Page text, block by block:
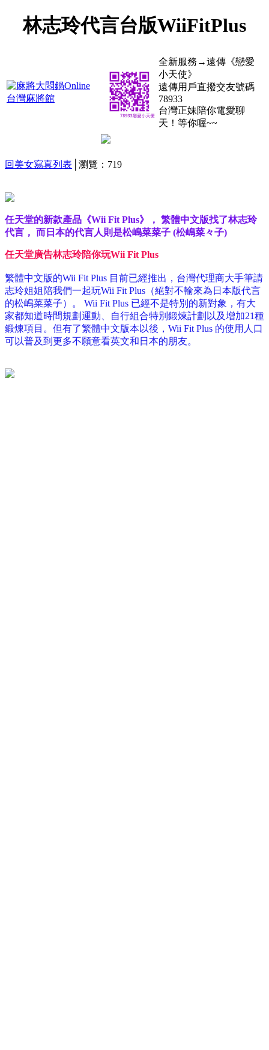
林志玲代言台版WiiFitPlus
全新服務→遠傳《戀愛
小天使》
遠傳用戶直撥交友號碼
78933
台灣正妹陪你電愛聊
天！等你喔~~
回美女寫真列表 │瀏覽：719
任天堂的新款產品《Wii Fit Plus》， 繁體中文版找了林志玲
代言， 而日本的代言人則是松嶋菜菜子 (松嶋菜々子)
任天堂廣告林志玲陪你玩Wii Fit Plus
繁體中文版的Wii Fit Plus 目前已經推出，台灣代理商大手筆請
志玲姐姐陪我們一起玩Wii Fit Plus（絕對不輸來為日本版代言
的松嶋菜菜子）。 Wii Fit Plus 已經不是特別的新對象，有大
家都知道時間規劃運動、自行組合特別鍛煉計劃以及增加21種
鍛煉項目。但有了繁體中文版本以後，Wii Fit Plus 的使用人口
可以普及到更多不願意看英文和日本的朋友。